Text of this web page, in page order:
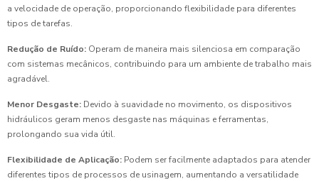
a velocidade de operação, proporcionando flexibilidade para diferentes
tipos de tarefas.
Redução de Ruído: Operam de maneira mais silenciosa em comparação
com sistemas mecânicos, contribuindo para um ambiente de trabalho mais
agradável.
Menor Desgaste: Devido à suavidade no movimento, os dispositivos
hidráulicos geram menos desgaste nas máquinas e ferramentas,
prolongando sua vida útil.
Flexibilidade de Aplicação: Podem ser facilmente adaptados para atender
diferentes tipos de processos de usinagem, aumentando a versatilidade